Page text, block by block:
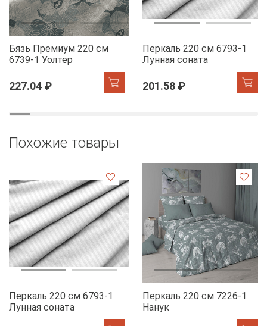
Бязь Премиум 220 см
6739-1 Уолтер
227.04 ₽
Перкаль 220 см 6793-1
Лунная соната
201.58 ₽
Похожие товары
Перкаль 220 см 6793-1
Лунная соната
Перкаль 220 см 7226-1
Нанук